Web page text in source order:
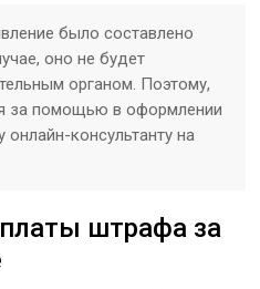
было составлено
оно не будет
органом. Поэтому,
за помощью в оформлении
консультанту на
штрафа за